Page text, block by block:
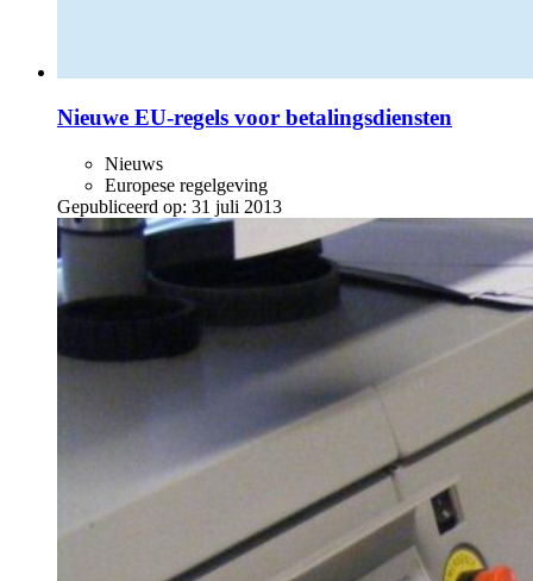
Nieuwe EU-regels voor betalingsdiensten
Nieuws
Europese regelgeving
Gepubliceerd op: 31 juli 2013